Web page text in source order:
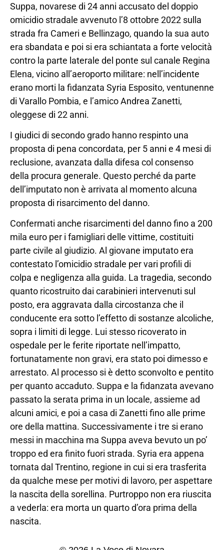
Suppa, novarese di 24 anni accusato del doppio
omicidio stradale avvenuto l’8 ottobre 2022 sulla
strada fra Cameri e Bellinzago, quando la sua auto
era sbandata e poi si era schiantata a forte velocità
contro la parte laterale del ponte sul canale Regina
Elena, vicino all’aeroporto militare: nell’incidente
erano morti la fidanzata Syria Esposito, ventunenne
di Varallo Pombia, e l’amico Andrea Zanetti,
oleggese di 22 anni.
I giudici di secondo grado hanno respinto una
proposta di pena concordata, per 5 anni e 4 mesi di
reclusione, avanzata dalla difesa col consenso
della procura generale. Questo perché da parte
dell’imputato non è arrivata al momento alcuna
proposta di risarcimento del danno.
Confermati anche risarcimenti del danno fino a 200
mila euro per i famigliari delle vittime, costituiti
parte civile al giudizio. Al giovane imputato era
contestato l’omicidio stradale per vari profili di
colpa e negligenza alla guida. La tragedia, secondo
quanto ricostruito dai carabinieri intervenuti sul
posto, era aggravata dalla circostanza che il
conducente era sotto l’effetto di sostanze alcoliche,
sopra i limiti di legge. Lui stesso ricoverato in
ospedale per le ferite riportate nell’impatto,
fortunatamente non gravi, era stato poi dimesso e
arrestato. Al processo si è detto sconvolto e pentito
per quanto accaduto. Suppa e la fidanzata avevano
passato la serata prima in un locale, assieme ad
alcuni amici, e poi a casa di Zanetti fino alle prime
ore della mattina. Successivamente i tre si erano
messi in macchina ma Suppa aveva bevuto un po’
troppo ed era finito fuori strada. Syria era appena
tornata dal Trentino, regione in cui si era trasferita
da qualche mese per motivi di lavoro, per aspettare
la nascita della sorellina. Purtroppo non era riuscita
a vederla: era morta un quarto d’ora prima della
nascita.